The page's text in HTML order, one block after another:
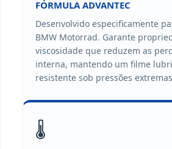
FÓRMULA ADVANTEC
Desenvolvido especificamente
BMW Motorrad. Garante
viscosidade que reduzem as
interna, mantendo um filme
resistente sob pressões
🌡️